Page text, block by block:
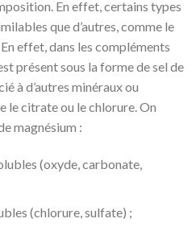
En effet, certains types
que d’autres, comme le
En effet, dans les compléments
présent sous la forme de sel de
à d’autres minéraux ou
le citrate ou le chlorure. On
magnésium :
(oxyde, carbonate,
(chlorure, sulfate) ;